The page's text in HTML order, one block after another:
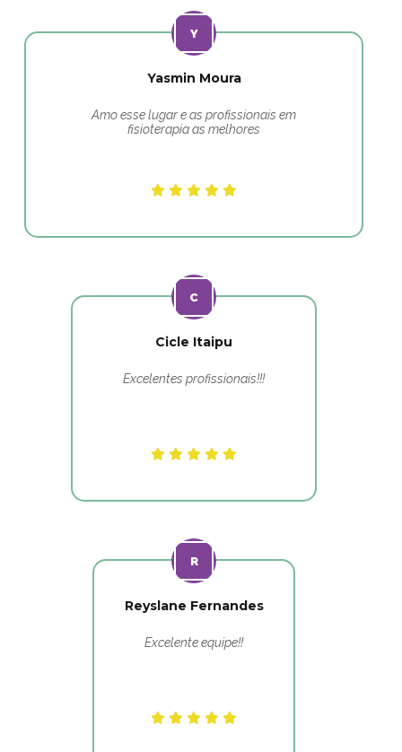
Yasmin Moura
Amo esse lugar e as profissionais em
fisioterapia as melhores
Cicle Itaipu
Excelentes profissionais!!!
Reyslane Fernandes
Excelente equipe!!